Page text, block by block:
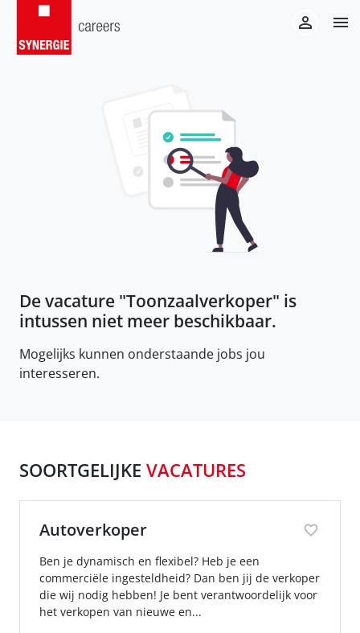
De vacature "Toonzaalverkoper" is
intussen niet meer beschikbaar.
Mogelijks kunnen onderstaande jobs jou
interesseren.
SOORTGELIJKE VACATURES
Autoverkoper
Ben je dynamisch en flexibel? Heb je een
commerciële ingesteldheid? Dan ben jij de verkoper
die wij nodig hebben! Je bent verantwoordelijk voor
het verkopen van nieuwe en...